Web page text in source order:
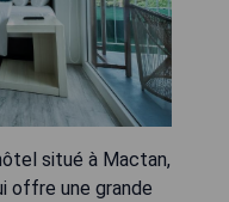
situé à Mactan,
offre une grande